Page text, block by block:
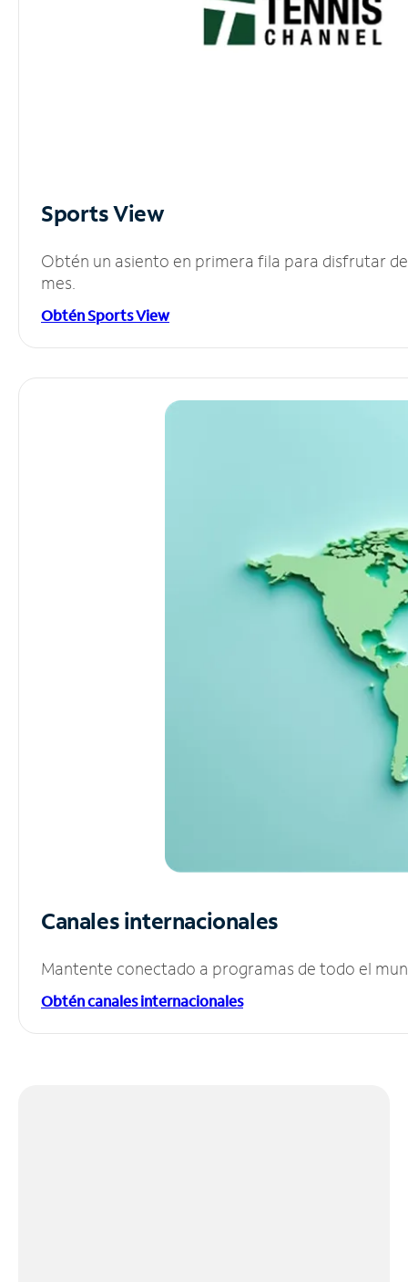
Sports View
Obtén un asiento en primera fila para disfrutar
mes.
Obtén Sports View
Canales internacionales
Mantente conectado a programas de todo el
Obtén canales internacionales